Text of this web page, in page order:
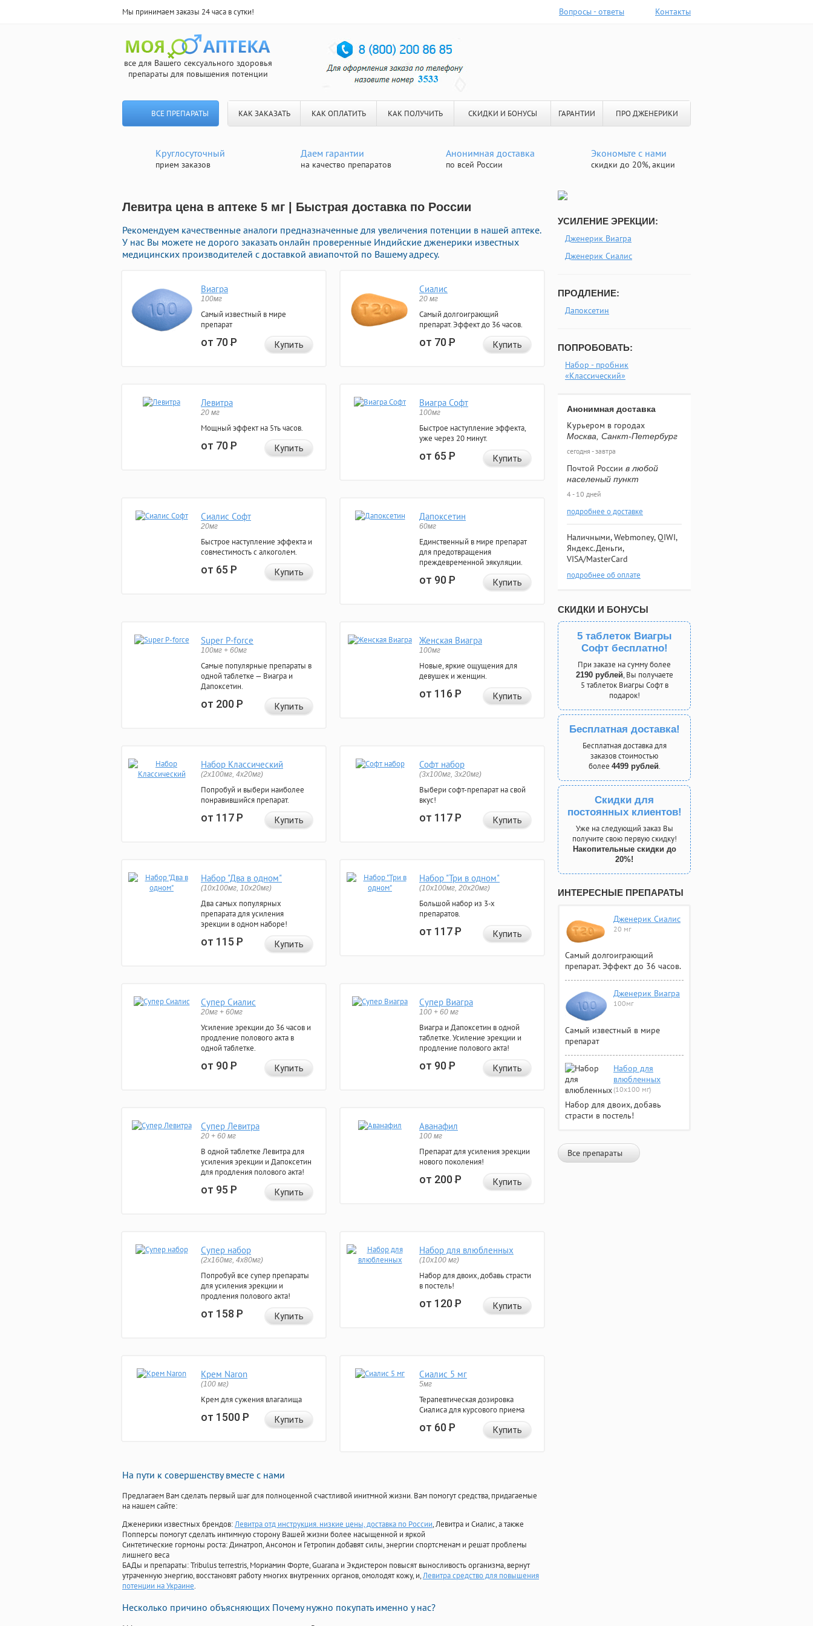
Мы принимаем заказы 24 часа в сутки! Вопросы - ответы Контакты
все для Вашего сексуального здоровья
препараты для повышения потенции
ВСЕ ПРЕПАРАТЫ КАК ЗАКАЗАТЬ КАК ОПЛАТИТЬ КАК ПОЛУЧИТЬ СКИДКИ И БОНУСЫ ГАРАНТИИ ПРО ДЖЕНЕРИКИ
Круглосуточный
прием заказов
Даем гарантии
на качество препаратов
Анонимная доставка
по всей России
Экономьте с нами
скидки до 20%, акции
Левитра цена в аптеке 5 мг | Быстрая доставка по России
Рекомендуем качественные аналоги предназначенные для увеличения потенции в нашей аптеке.
У нас Вы можете не дорого заказать онлайн проверенные Индийские дженерики известных
медицинских производителей с доставкой авиапочтой по Вашему адресу.
Виагра
100мг
Самый известный в мире
препарат
от 70Р Купить
Сиалис
20 мг
Самый долгоиграющий
препарат. Эффект до 36 часов.
от 70Р Купить
Левитра
20 мг
Мощный эффект на 5ть часов.
от 70Р Купить
Виагра Софт
100мг
Быстрое наступление эффекта,
уже через 20 минут.
от 65Р Купить
Сиалис Софт
20мг
Быстрое наступление эффекта и
совместимость с алкоголем.
от 65Р Купить
Дапоксетин
60мг
Единственный в мире препарат
для предотвращения
преждевременной эякуляции.
от 90Р Купить
Super P-force
100мг + 60мг
Самые популярные препараты в
одной таблетке — Виагра и
Дапоксетин.
от 200Р Купить
Женская Виагра
100мг
Новые, яркие ощущения для
девушек и женщин.
от 116Р Купить
Набор Классический
(2x100мг, 4x20мг)
Попробуй и выбери наиболее
понравившийся препарат.
от 117Р Купить
Софт набор
(3x100мг, 3x20мг)
Выбери софт-препарат на свой
вкус!
от 117Р Купить
Набор "Два в одном"
(10x100мг, 10x20мг)
Два самых популярных
препарата для усиления
эрекции в одном наборе!
от 115Р Купить
Набор "Три в одном"
(10x100мг, 20x20мг)
Большой набор из 3-х
препаратов.
от 117Р Купить
Супер Сиалис
20мг + 60мг
Усиление эрекции до 36 часов и
продление полового акта в
одной таблетке.
от 90Р Купить
Супер Виагра
100 + 60 мг
Виагра и Дапоксетин в одной
таблетке. Усиление эрекции и
продление полового акта!
от 90Р Купить
Супер Левитра
20 + 60 мг
В одной таблетке Левитра для
усиления эрекции и Дапоксетин
для продления полового акта!
от 95Р Купить
Аванафил
100 мг
Препарат для усиления эрекции
нового поколения!
от 200Р Купить
Супер набор
(2х160мг, 4х80мг)
Попробуй все супер препараты
для усиления эрекции и
продления полового акта!
от 158Р Купить
Набор для влюбленных
(10х100 мг)
Набор для двоих, добавь страсти
в постель!
от 120Р Купить
Крем Naron
(100 мг)
Крем для сужения влагалища
от 1500Р Купить
Сиалис 5 мг
5мг
Терапевтическая дозировка
Сиалиса для курсового приема
от 60Р Купить
На пути к совершенству вместе с нами
Предлагаем Вам сделать первый шаг для полноценной счастливой инитмной жизни. Вам помогут средства, придагаемые
на нашем сайте:
Дженерики известных брендов:Левитра отд инструкция. низкие цены, доставка по России, Левитра и Сиалис, а также
Попперсы помогут сделать интимную сторону Вашей жизни более насыщенной и яркой
Синтетические гормоны роста: Динатроп, Ансомон и Гетропин добавят силы, энергии спортсменам и решат проблемы
лишнего веса
БАДы и препараты:Tribulus terrestris, Мориамин Форте, Guarana и Экдистерон повысят выносливость организма, вернут
утраченную энергию, восстановят работу многих внутренних органов, омолодят кожу, и,Левитра средство для повышения
потенции на Украине.
Несколько причино объясняющих Почему нужно покупать именно у нас?
УСИЛЕНИЕ ЭРЕКЦИИ:
Дженерик Виагра
Дженерик Сиалис
ПРОДЛЕНИЕ:
Дапоксетин
ПОПРОБОВАТЬ:
Набор - пробник
«Классический»
Анонимная доставка
Курьером в городах
Москва, Санкт-Петербург
сегодня - завтра
Почтой России в любой
населеный пункт
4 - 10 дней
подробнее о доставке
Наличными, Webmoney, QIWI,
Яндекс.Деньги,
VISA/MasterCard
подробнее об оплате
СКИДКИ И БОНУСЫ
5 таблеток Виагры
Софт бесплатно!
При заказе на сумму более
2190 рублей, Вы получаете
5 таблеток Виагры Софт в
подарок!
Бесплатная доставка!
Бесплатная доставка для
заказов стоимостью
более 4499 рублей.
Скидки для
постоянных клиентов!
Уже на следующий заказ Вы
получите свою первую скидку!
Накопительные скидки до
20%!
ИНТЕРЕСНЫЕ ПРЕПАРАТЫ
Дженерик Сиалис
20 мг
Самый долгоиграющий
препарат. Эффект до 36 часов.
Дженерик Виагра
100мг
Самый известный в мире
препарат
Набор для
влюбленных
(10х100 мг)
Набор для двоих, добавь
страсти в постель!
Все препараты